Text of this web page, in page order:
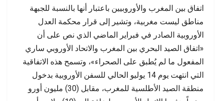
اتفاق بين المغرب والأوروبيين باعتبار أنها بالنسبة للجبهة
مناطق ليست مغربية، وتشير إلى قرار محكمة العدل
الأوروبية الصادر في فبراير الماضي الذي نص على أن
«اتفاق الصيد البحري بين المغرب والاتحاد الأوروبي ساري
المفعول ما لم يُطبق على الصحراء»، وتسمح هذه الاتفاقية
التي انتهت يوم 14 يوليو الحالي للسفن الأوروبية بدخول
منطقة الصيد الأطلسية للمغرب، مقابل (30) مليون أورو